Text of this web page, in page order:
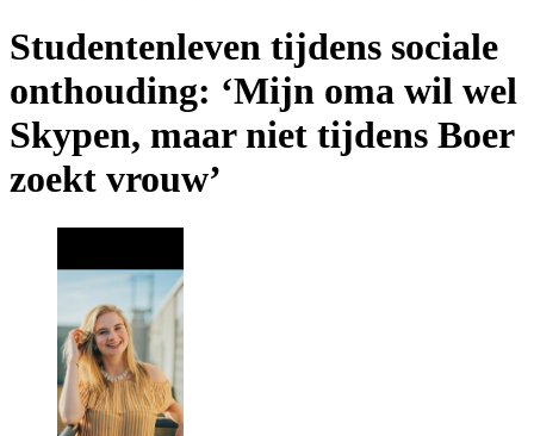
Studentenleven tijdens sociale
onthouding: ‘Mijn oma wil wel
Skypen, maar niet tijdens Boer
zoekt vrouw’